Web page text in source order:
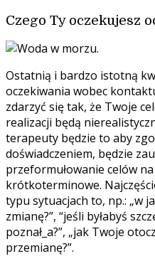
Czego Ty oczekujesz
Ostatnią i bardzo istotną
oczekiwania wobec
zdarzyć się tak, że Twoje
realizacji będą
terapeuty będzie to aby
doświadczeniem, będzie
przeformułowanie celów
krótkoterminowe.
typu sytuacjach to, np.: „w
zmianę?”, “jeśli byłabyś
poznał_a?”, „jak Twoje
przemianę?”.